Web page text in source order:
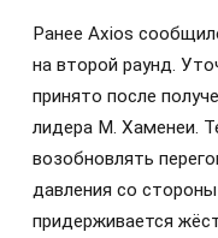
Ранее Axios
на второй раунд.
принято после
лидера М. Хаменеи.
возобновлять
давления со
придерживается